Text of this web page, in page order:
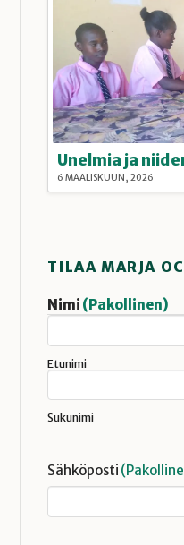
Unelmia ja
6 MAALISKUUN, 2026
TILAA MARJA
Nimi (Pakollinen)
Etunimi
Sukunimi
Sähköposti